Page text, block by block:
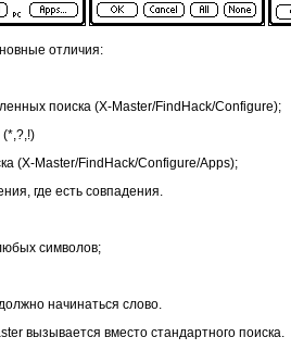
отличия:
поиска (X-Master/FindHack/Configure);
(X-Master/FindHack/Configure/Apps);
где есть совпадения.
символов;
начинаться слово.
вызывается вместо стандартного поиска.